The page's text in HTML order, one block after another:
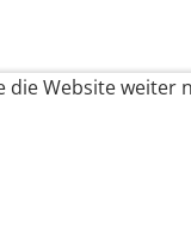
Website